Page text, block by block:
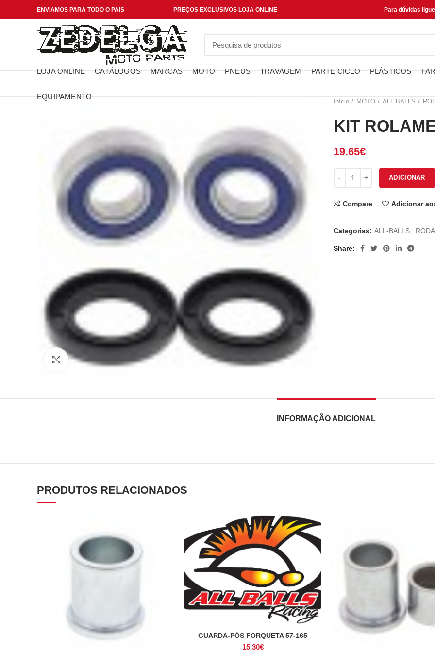
ENVIAMOS PARA TODO O PAIS PREÇOS EXCLUSIVOS LOJA ONLINE Para dúvidas
LOJA ONLINE CATÁLOGOS MARCAS MOTO PNEUS TRAVAGEM PARTE CICLO PLÁSTICOS
EQUIPAMENTO
Click to enlarge
Início MOTO ALL-BALLS
KIT
19.65€
ADICIONAR
Compare Adicionar
Categorias: ALL-BALLS
Share
INFORMAÇÃO ADICIONAL
PRODUTOS RELACIONADOS
ADICIONAR
GUARDA-PÓS FORQUETA 57-165
15.30€